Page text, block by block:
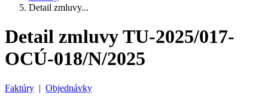
Detail zmluvy...
Detail zmluvy TU-2025/017-
OCÚ-018/N/2025
Faktúry | Objednávky